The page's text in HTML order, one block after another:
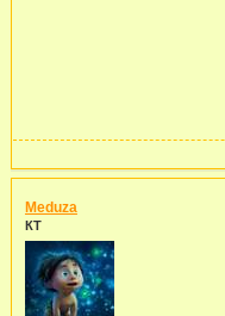
Meduza
КТ